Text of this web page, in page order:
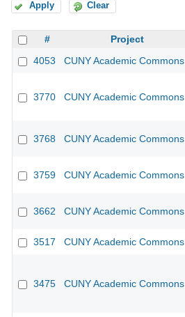
Apply Clear
# Project
4053
CUNY Academic Commons
3770 CUNY Academic Commons
3768 CUNY Academic Commons
3759 CUNY Academic Commons
3662 CUNY Academic Commons
3517 CUNY Academic Commons
3475 CUNY Academic Commons